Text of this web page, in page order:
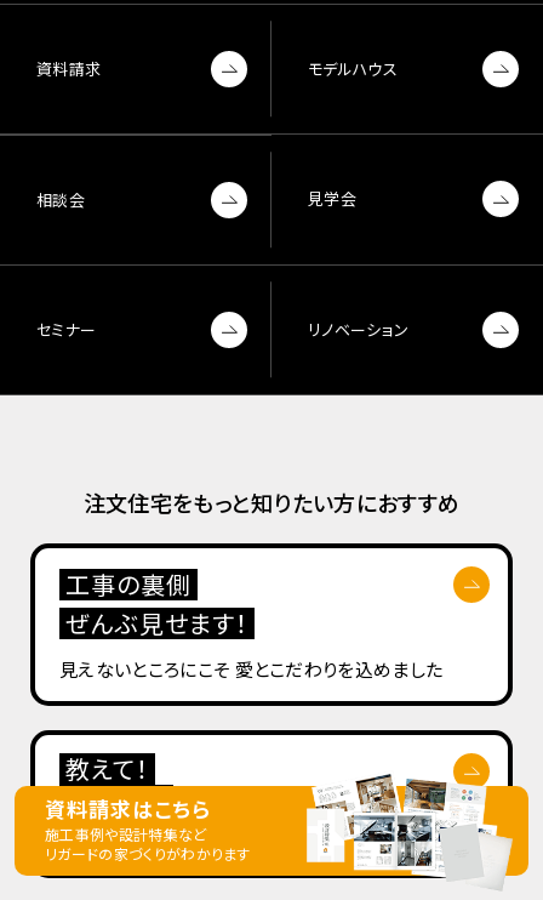
資料請求はこちら
施工事例や設計特集など
リガードの家づくりがわかります
資料請求 モデルハウス
相談会 見学会
セミナー リノベーション
注文住宅をもっと知りたい方におすすめ
工事の裏側
ぜんぶ見せます！
見えないところにこそ 愛とこだわりを込めました
教えて！
現場監督
リガードが工事をこまかく徹底取材